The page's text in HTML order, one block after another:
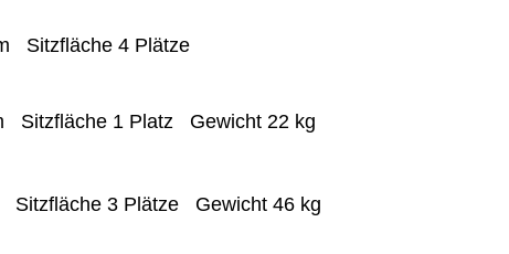
Sitzfläche 4 Plätze
Sitzfläche1Platz Gewicht22kg
Sitzfläche3 Plätze Gewicht46kg